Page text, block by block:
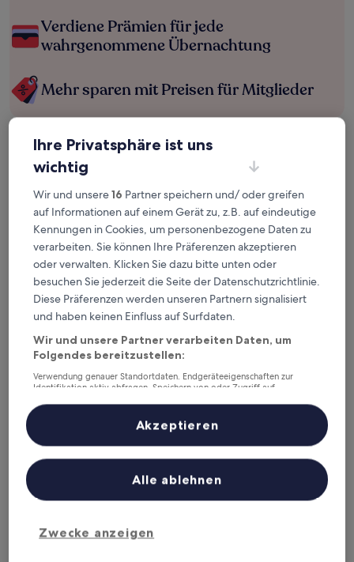
Verdiene Prämien für jede
wahrgenommene Übernachtung
Mehr sparen mit Preisen für Mitglieder
Überprüfe die Preise für diese Daten
6. Aug. - 7. Aug.
7. Aug. - 8. Aug.
Dieses Wochenende
7. Aug. - 9. Aug.
Nächstes Wochenende
14. Aug. - 16. Aug.
Komitat Nógrád – wo
übernachten?
Top-Hotels in Hollókő
Silvanus Hotel
10Sehr gut! (6 Bewertungen)
Silvanus Hotel
Ihre Privatsphäre ist uns
wichtig
Wir und unsere16 Partner speichern und/ oder greifen
auf Informationen auf einem Gerät zu, z.B. auf eindeutige
Kennungen in Cookies, um personenbezogene Daten zu
verarbeiten. Sie können Ihre Präferenzen akzeptieren
oder verwalten. Klicken Sie dazu bitte unten oder
besuchen Sie jederzeit die Seite der Datenschutzrichtlinie.
Diese Präferenzen werden unseren Partnern signalisiert
und haben keinen Einfluss auf Surfdaten.
Wir und unsere Partner verarbeiten Daten, um
Folgendes bereitzustellen:
Verwendung genauer Standortdaten. Endgeräteeigenschaften zur
Identifikation aktiv abfragen. Speichern von oder Zugriff auf
Inhalte, Messung von Werbeleistung und der Performance von Inhalten,
Zielgruppenforschung sowie Entwicklung und Verbesserung von
Liste der Partner (Lieferanten)
Zwecke anzeigen
Alle ablehnen
Akzeptieren